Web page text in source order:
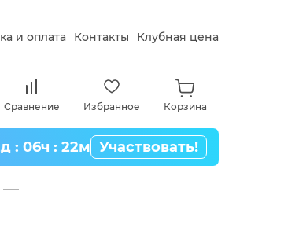
и оплата Контакты Клубная цена
Сравнение Избранное Корзина
: 06ч : 22м Участвовать!